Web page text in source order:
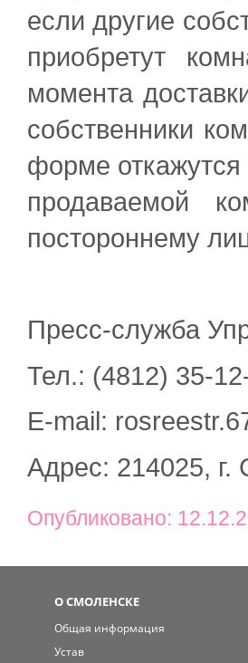
если другие
приобретут
момента
собственники
форме откажутся
продаваемой
постороннему
Пресс-служба
Тел.: (4812) 35-
E-mail:
Адрес: 214025, г.
Опубликовано:
О СМОЛЕНСКЕ
Общая информация
Устав